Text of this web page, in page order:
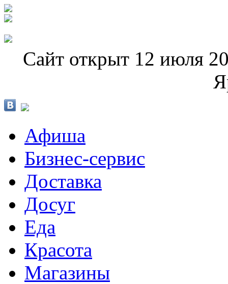
Сайт открыт 12 июля
Афиша
Бизнес-сервис
Доставка
Досуг
Еда
Красота
Магазины